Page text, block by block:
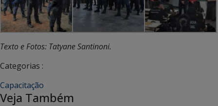
Texto e Fotos: Tatyane Santinoni.
Categorias :
Capacitação
Veja Também